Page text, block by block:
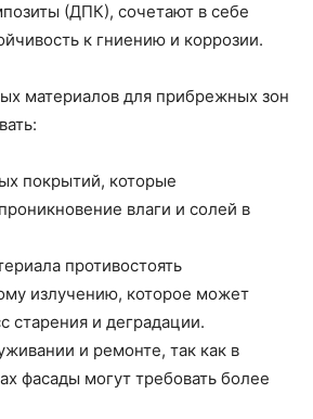
(ДПК), сочетают в себе
к гниению и коррозии.
материалов для прибрежных зон
покрытий, которые
влаги и солей в
противостоять
излучению, которое может
старения и деградации.
и ремонте, так как в
фасады могут требовать более